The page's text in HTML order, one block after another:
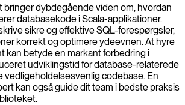
bringer dybdegående viden om, hvordan
databasekode i Scala-applikationer.
sikre og effektive SQL-forespørgsler,
korrekt og optimere ydeevnen. At hyre
kan betyde en markant forbedring i
udviklingstid for database-relaterede
vedligeholdelsesvenlig codebase. En
kan også guide dit team i bedste praksis